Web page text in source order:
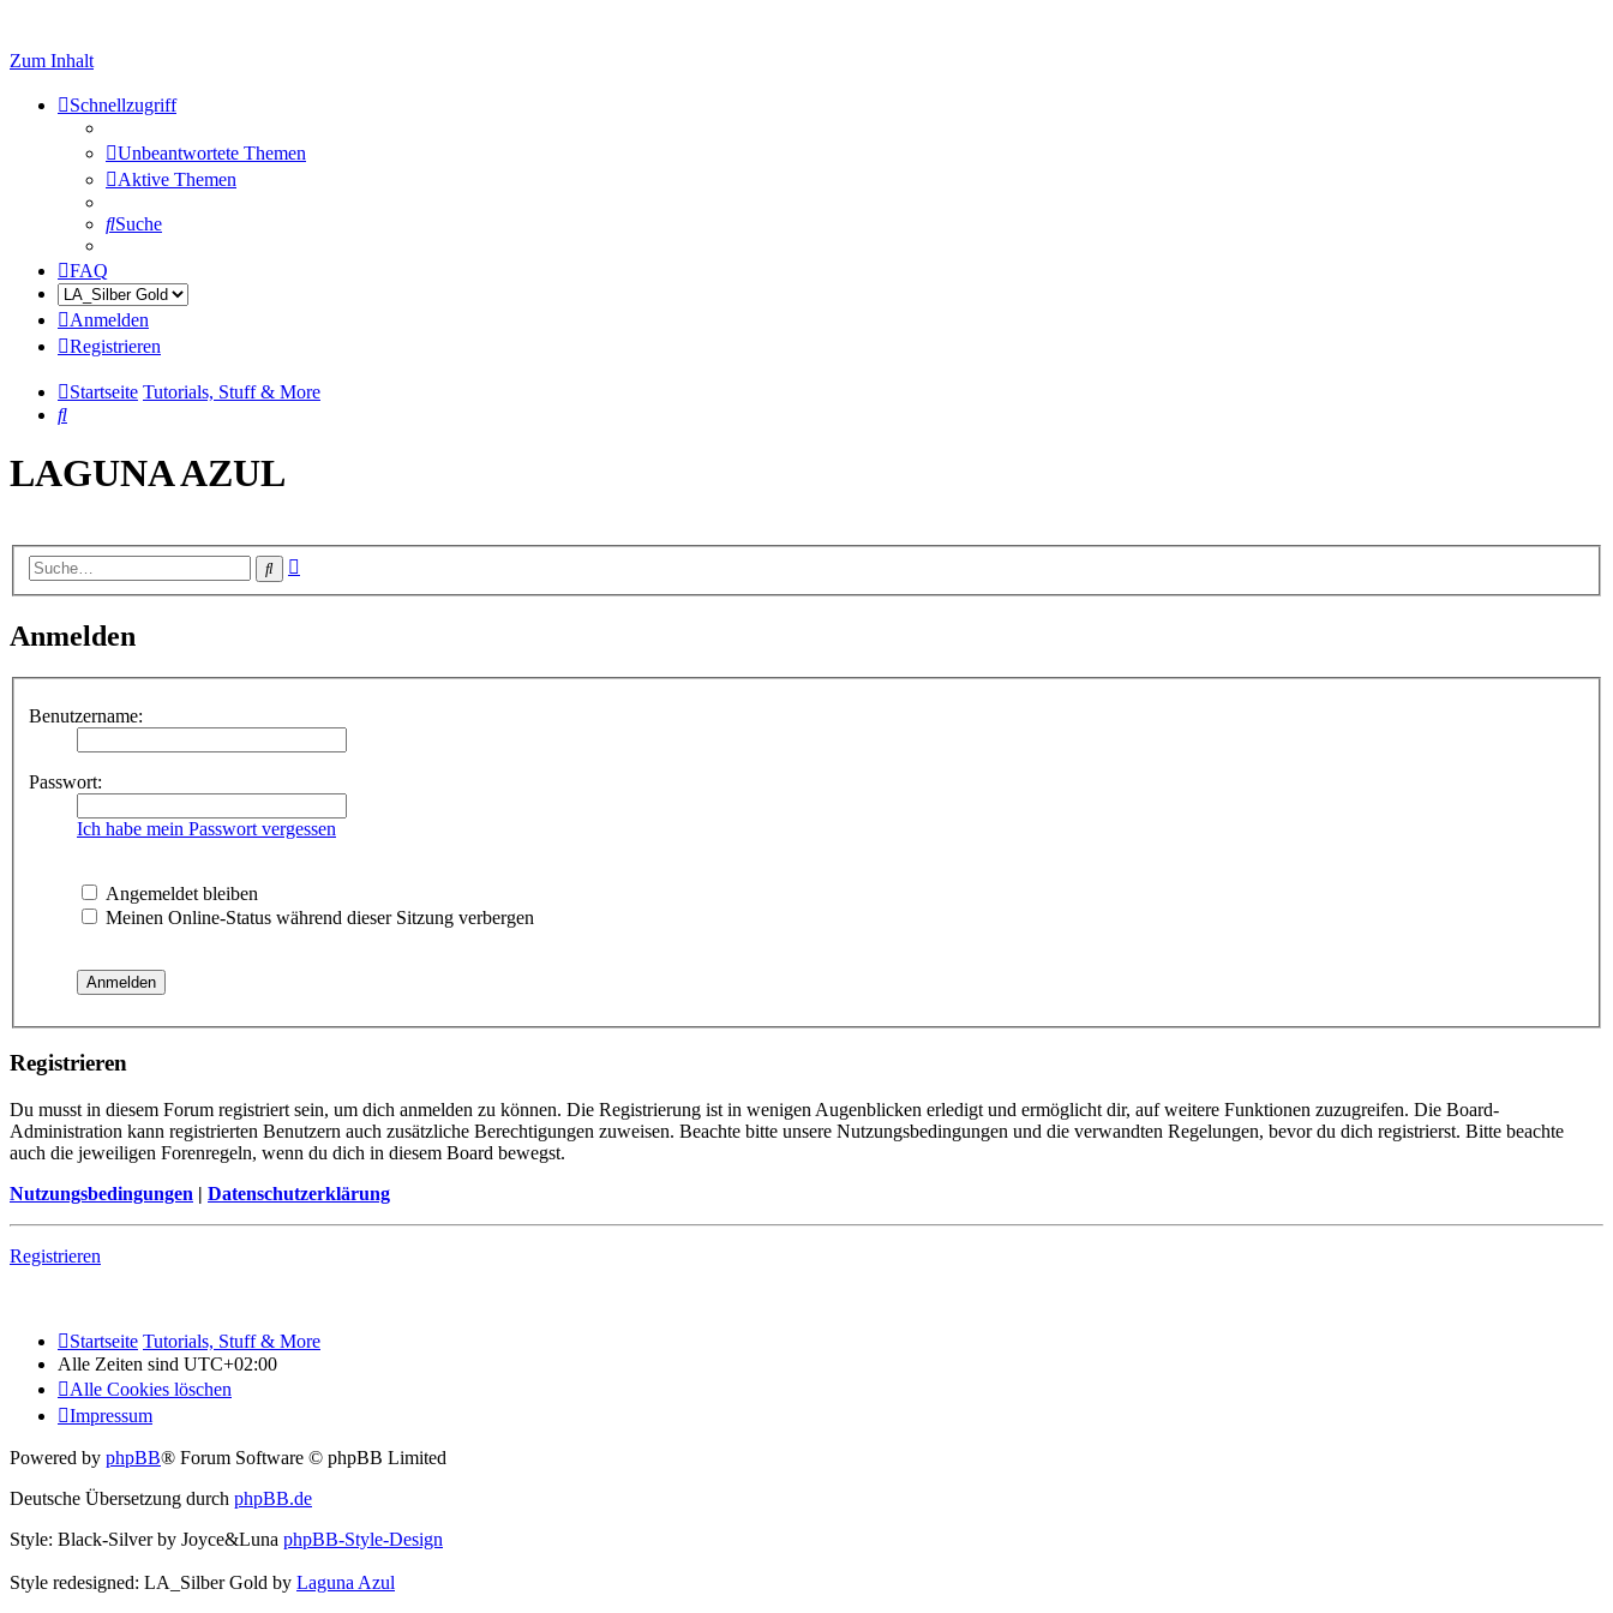
Zum Inhalt
Schnellzugriff
Unbeantwortete Themen
Aktive Themen
Suche
FAQ
Anmelden
Registrieren
Startseite Tutorials, Stuff & More
Suche
LAGUNA AZUL
Suche
Anmelden
Benutzername:
Passwort:
Ich habe mein Passwort vergessen
Angemeldet bleiben
Meinen Online-Status während dieser Sitzung verbergen
Registrieren
Du musst in diesem Forum registriert sein, um dich anmelden zu können. Die Registrierung ist in wenigen Augenblicken erledigt und ermöglicht dir, auf weitere Funktionen zuzugreifen. Die Board-
Administration kann registrierten Benutzern auch zusätzliche Berechtigungen zuweisen. Beachte bitte unsere Nutzungsbedingungen und die verwandten Regelungen, bevor du dich registrierst. Bitte beachte
auch die jeweiligen Forenregeln, wenn du dich in diesem Board bewegst.
Nutzungsbedingungen | Datenschutzerklärung
Registrieren
Startseite Tutorials, Stuff & More
Alle Zeiten sind UTC+02:00
Alle Cookies löschen
Impressum
Powered by phpBB® Forum Software © phpBB Limited
Deutsche Übersetzung durch phpBB.de
Style: Black-Silver by Joyce&Luna phpBB-Style-Design
Style redesigned: LA_Silber Gold by Laguna Azul